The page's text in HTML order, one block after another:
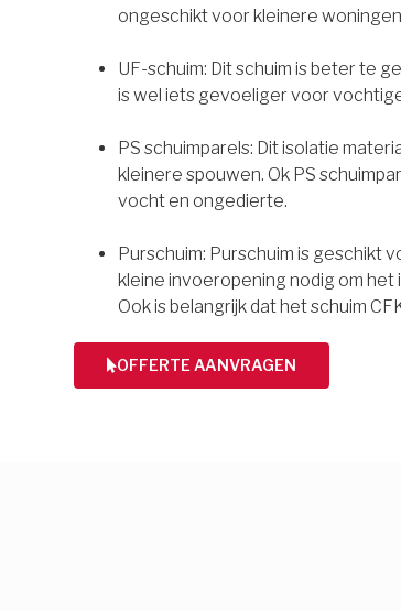
ongeschikt voor kleinere
UF-schuim: Dit schuim is beter te
is wel iets gevoeliger voor
PS schuimparels: Dit isolatie
kleinere spouwen. Ok PS
vocht en ongedierte.
Purschuim: Purschuim is geschikt
kleine invoeropening nodig om het
Ook is belangrijk dat het schuim
OFFERTE AANVRAGEN